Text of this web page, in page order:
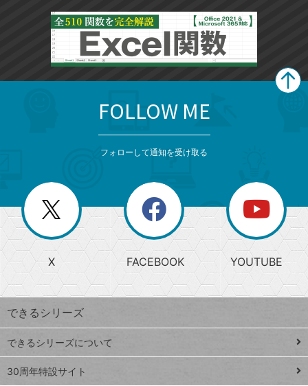
じ
る
search
検
索
上
昇
ワ
ー
ド
Google
スプレ
閉
じ
る
ー
か
ら
探
す
ト
ッ
FOLLOW ME
フォローして通知を受け取る
X FACEBOOK YOUTUBE
できるシリーズ
できるシリーズについて
30周年特設サイト